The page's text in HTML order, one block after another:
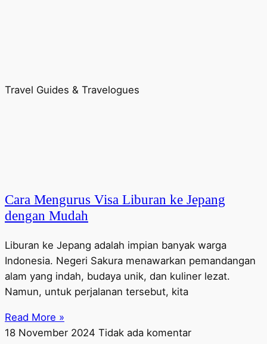
Travel Guides & Travelogues
Cara Mengurus Visa Liburan ke Jepang
dengan Mudah
Liburan ke Jepang adalah impian banyak warga
Indonesia. Negeri Sakura menawarkan pemandangan
alam yang indah, budaya unik, dan kuliner lezat.
Namun, untuk perjalanan tersebut, kita
Read More »
18 November 2024 Tidak ada komentar